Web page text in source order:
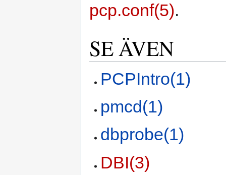
pcp.conf(5).
SE ÄVEN
PCPIntro(1)
pmcd(1)
dbprobe(1)
DBI(3)